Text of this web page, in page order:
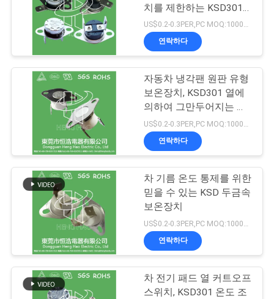
트
맵
PRIVACY
POLICY
열 커트오프 스위치
열 하중 초과 보호자
스위치
68
치를 제한하는 KSD301
온도
US$0.2-0.3PER,PC MOQ:1000pcs
연락하다
자동차 냉각팬 원판 유형
보온장치, KSD301 열에
의하여 그만두어지는 스
위치
US$0.2-0.3PER,PC MOQ:1000pcs
연락하다
차 기름 온도 통제를 위한
믿을 수 있는 KSD 두금속
보온장치
연락하다
차 전기 패드 열 커트오프
스위치, KSD301 온도 조